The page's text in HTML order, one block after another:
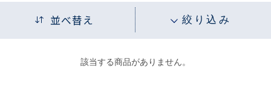
並べ替え 絞り込み
該当する商品がありません。